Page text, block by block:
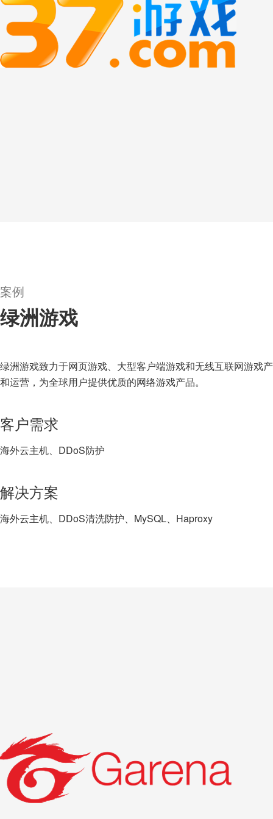
案例
绿洲游戏
绿洲游戏致力于网页游戏、大型客户端游戏和无线互联网游戏
和运营，为全球用户提供优质的网络游戏产品。
客户需求
海外云主机、DDoS防护
解决方案
海外云主机、DDoS清洗防护、MySQL、Haproxy